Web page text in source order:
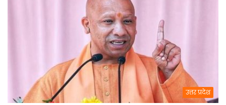
उत्तर प्रदेश